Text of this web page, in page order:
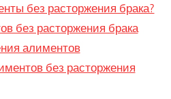
без расторжения брака?
без расторжения брака
алиментов
без расторжения